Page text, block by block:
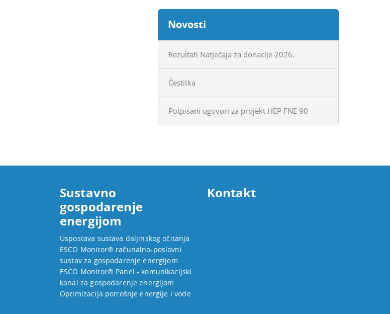
Novosti
Rezultati Natječaja za donacije 2026.
Čestitka
Potpisani ugovori za projekt HEP FNE 90
Sustavno
gospodarenje
energijom
Uspostava sustava daljinskog očitanja
ESCO Monitor® računalno-poslovni
sustav za gospodarenje energijom
ESCO Monitor® Panel - komunikacijski
kanal za gospodarenje energijom
Optimizacija potrošnje energije i vode
Kontakt